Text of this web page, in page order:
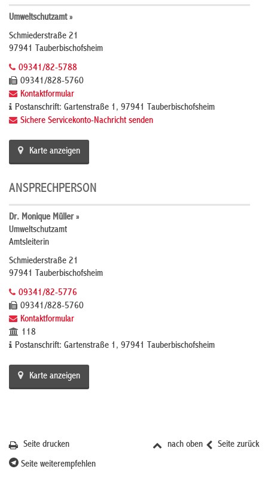
Umweltschutzamt »
Schmiederstraße 21
97941 Tauberbischofsheim
09341/82-5788
09341/828-5760
Kontaktformular
Postanschrift: Gartenstraße 1, 97941 Tauberbischofsheim
Sichere Servicekonto-Nachricht senden
Karte anzeigen
ANSPRECHPERSON
Dr. Monique Müller »
Umweltschutzamt
Amtsleiterin
Schmiederstraße 21
97941 Tauberbischofsheim
09341/82-5776
09341/828-5760
Kontaktformular
118
Postanschrift: Gartenstraße 1, 97941 Tauberbischofsheim
Karte anzeigen
Seite zurück
nach oben
Seite drucken
Seite weiterempfehlen